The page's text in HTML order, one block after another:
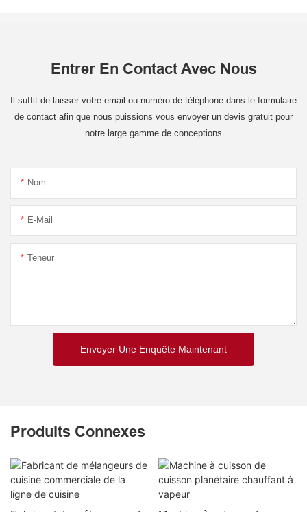
Entrer En Contact Avec Nous
Il suffit de laisser votre email ou numéro de téléphone dans le formulaire
de contact afin que nous puissions vous envoyer un devis gratuit pour
notre large gamme de conceptions
Nom
E-Mail
Teneur
Envoyer Une Enquête Maintenant
Produits Connexes